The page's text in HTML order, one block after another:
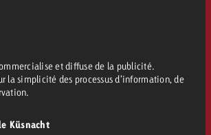
et diffuse de la publicité.
la simplicité des processus d’information, de
Küsnacht